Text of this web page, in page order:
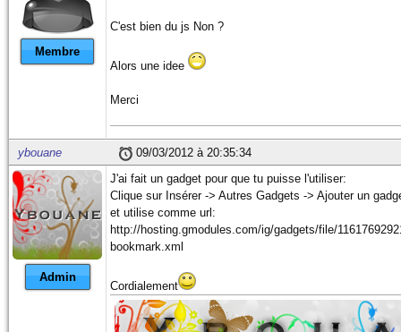
Membre
C'est bien du js Non ?
Alors une idee
Merci
ybouane 09/03/2012 à 20:35:34
Admin
J'ai fait un gadget pour que tu puisse l'utiliser:
Clique sur Insérer -> Autres Gadgets -> Ajouter un
et utilise comme url:
http://hosting.gmodules.com/ig/gadgets/file/
bookmark.xml
Cordialement